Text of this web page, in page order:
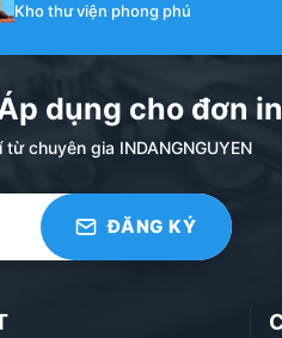
lựa chọn.
ngày tùy thuộc vào số lượng
Kho thư viện phong phú
dụng cho đơn
chuyên gia INDANGNGUYEN